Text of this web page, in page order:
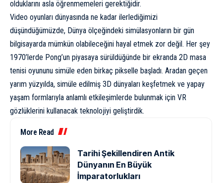
olduklarını asla öğrenmemeleri gerektiğidir.
Video oyunları dünyasında ne kadar ilerlediğimizi
düşündüğümüzde, Dünya ölçeğindeki simülasyonların bir gün
bilgisayarda mümkün olabileceğini hayal etmek zor değil. Her şey
1970’lerde Pong’un piyasaya sürüldüğünde bir ekranda 2D masa
tenisi oyununu simüle eden birkaç pikselle başladı. Aradan geçen
yarım yüzyılda, simüle edilmiş 3D dünyaları keşfetmek ve yapay
yaşam formlarıyla anlamlı etkileşimlerde bulunmak için VR
gözlüklerini kullanacak teknolojiyi geliştirdik.
More Read
Tarihi Şekillendiren Antik
Dünyanın En Büyük
İmparatorlukları